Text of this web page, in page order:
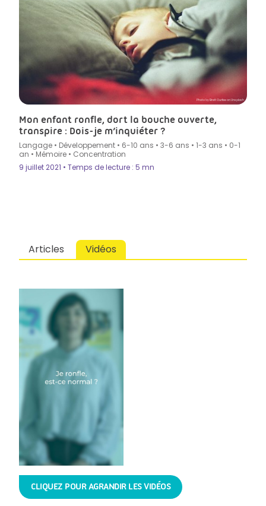
Photo by Brett Durfee on Unsplash
Mon enfant ronfle, dort la bouche ouverte,
transpire : Dois-je m’inquiéter ?
Langage • Développement • 6-10 ans • 3-6 ans • 1-3 ans • 0-1
an • Mémoire • Concentration
9 juillet 2021 • Temps de lecture : 5 mn
Articles Vidéos
CLIQUEZ POUR AGRANDIR LES VIDÉOS